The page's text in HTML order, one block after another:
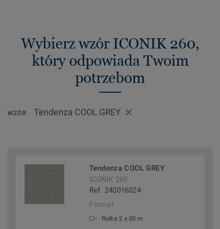
Wybierz wzór ICONIK 260,
który odpowiada Twoim
potrzebom
WZÓR Tendenza COOL GREY
Tendenza COOL GREY
ICONIK 260
Ref. 240016024
Format
Rolka 2 x 30 m